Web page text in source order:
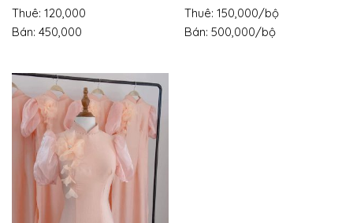
Thuê: 120,000
Bán: 450,000
Thuê: 150,000/bộ
Bán: 500,000/bộ